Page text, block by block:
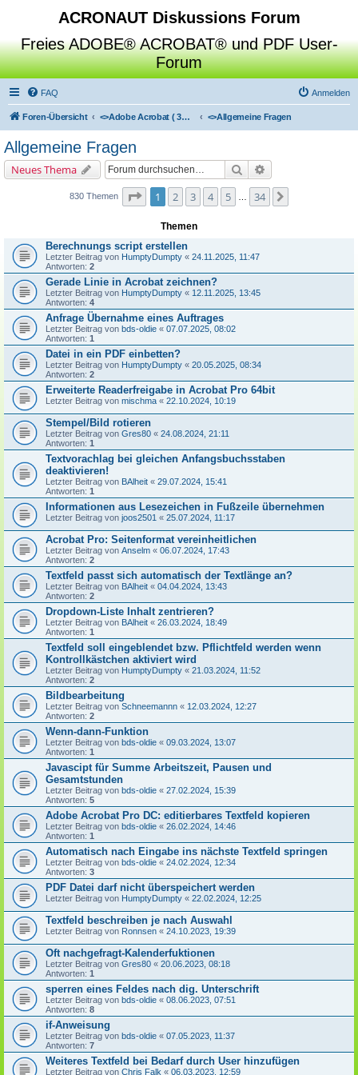
ACRONAUT Diskussions Forum
Freies ADOBE® ACROBAT® und PDF User-
Forum
FAQ Anmelden
Foren-Übersicht <>Adobe Acrobat ( 3D / Professional / Standard / Reader / Distiller ) <>Allgemeine Fragen
Allgemeine Fragen
Neues Thema Suche
830 Themen Seite von
1 2 3 4 5 34
Themen
Berechnungs script erstellen
Letzter Beitrag von HumptyDumpty « 24.11.2025, 11:47
Antworten: 2
Gerade Linie in Acrobat zeichnen?
Letzter Beitrag von HumptyDumpty « 12.11.2025, 13:45
Antworten: 4
Anfrage Übernahme eines Auftrages
Letzter Beitrag von bds-oldie « 07.07.2025, 08:02
Antworten: 1
Datei in ein PDF einbetten?
Letzter Beitrag von HumptyDumpty « 20.05.2025, 08:34
Antworten: 2
Erweiterte Readerfreigabe in Acrobat Pro 64bit
Letzter Beitrag von mischma « 22.10.2024, 10:19
Stempel/Bild rotieren
Letzter Beitrag von Gres80 « 24.08.2024, 21:11
Antworten: 1
Textvorachlag bei gleichen Anfangsbuchsstaben
deaktivieren!
Letzter Beitrag von BAlheit « 29.07.2024, 15:41
Antworten: 1
Informationen aus Lesezeichen in Fußzeile übernehmen
Letzter Beitrag von joos2501 « 25.07.2024, 11:17
Acrobat Pro: Seitenformat vereinheitlichen
Letzter Beitrag von Anselm « 06.07.2024, 17:43
Antworten: 2
Textfeld passt sich automatisch der Textlänge an?
Letzter Beitrag von BAlheit « 04.04.2024, 13:43
Antworten: 2
Dropdown-Liste Inhalt zentrieren?
Letzter Beitrag von BAlheit « 26.03.2024, 18:49
Antworten: 1
Textfeld soll eingeblendet bzw. Pflichtfeld werden wenn
Kontrollkästchen aktiviert wird
Letzter Beitrag von HumptyDumpty « 21.03.2024, 11:52
Antworten: 2
Bildbearbeitung
Letzter Beitrag von Schneemannn « 12.03.2024, 12:27
Antworten: 2
Wenn-dann-Funktion
Letzter Beitrag von bds-oldie « 09.03.2024, 13:07
Antworten: 1
Javascipt für Summe Arbeitszeit, Pausen und
Gesamtstunden
Letzter Beitrag von bds-oldie « 27.02.2024, 15:39
Antworten: 5
Adobe Acrobat Pro DC: editierbares Textfeld kopieren
Letzter Beitrag von bds-oldie « 26.02.2024, 14:46
Antworten: 1
Automatisch nach Eingabe ins nächste Textfeld springen
Letzter Beitrag von bds-oldie « 24.02.2024, 12:34
Antworten: 3
PDF Datei darf nicht überspeichert werden
Letzter Beitrag von HumptyDumpty « 22.02.2024, 12:25
Textfeld beschreiben je nach Auswahl
Letzter Beitrag von Ronnsen « 24.10.2023, 19:39
Oft nachgefragt-Kalenderfuktionen
Letzter Beitrag von Gres80 « 20.06.2023, 08:18
Antworten: 1
sperren eines Feldes nach dig. Unterschrift
Letzter Beitrag von bds-oldie « 08.06.2023, 07:51
Antworten: 8
if-Anweisung
Letzter Beitrag von bds-oldie « 07.05.2023, 11:37
Antworten: 7
Weiteres Textfeld bei Bedarf durch User hinzufügen
Letzter Beitrag von Chris Falk « 06.03.2023, 12:59